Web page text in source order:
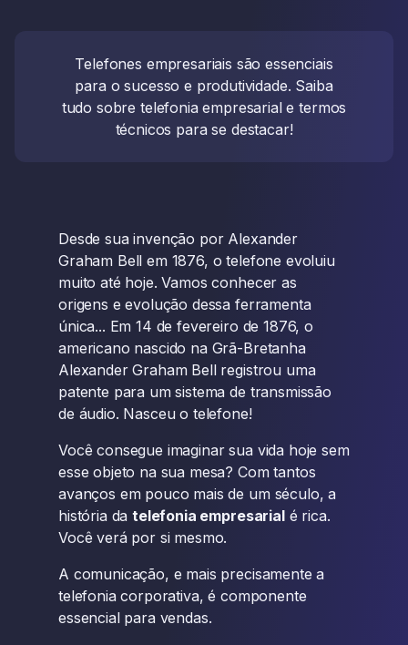
Telefones empresariais são essenciais
para o sucesso e produtividade. Saiba
tudo sobre telefonia empresarial e termos
técnicos para se destacar!
Desde sua invenção por Alexander
Graham Bell em 1876, o telefone evoluiu
muito até hoje. Vamos conhecer as
origens e evolução dessa ferramenta
única... Em 14 de fevereiro de 1876, o
americano nascido na Grã-Bretanha
Alexander Graham Bell registrou uma
patente para um sistema de transmissão
de áudio. Nasceu o telefone!
Você consegue imaginar sua vida hoje sem
esse objeto na sua mesa? Com tantos
avanços em pouco mais de um século, a
história datelefonia empresarialé rica.
Você verá por si mesmo.
A comunicação, e mais precisamente a
telefonia corporativa, é componente
essencial para vendas.